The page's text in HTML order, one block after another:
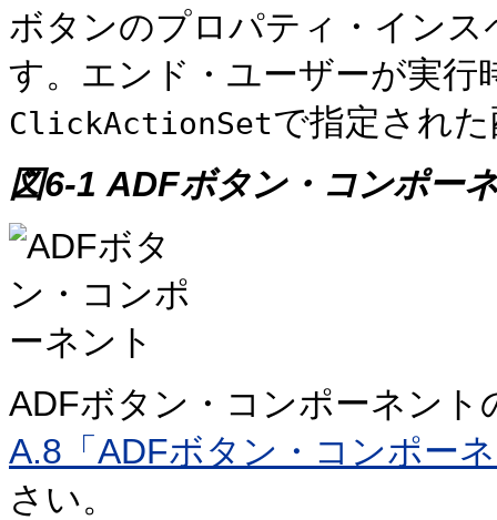
ボタンのプロパティ・イン
す。エンド・ユーザーが実
ClickActionSetで指定され
図6-1 ADFボタン・コンポー
ADFボタン・コンポーネン
A.8「ADFボタン・コンポー
さい。